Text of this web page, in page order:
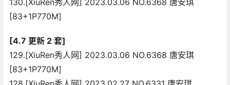
130.[XiuRen秀人网] 2023.03.06 NO.6368 唐安琪
[83+1P770M]
[4.7 更新 2 套]
129.[XiuRen秀人网] 2023.03.06 NO.6368 唐安琪
[83+1P770M]